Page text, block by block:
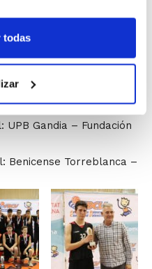
todas
Logos Basket Sedaví –
UPB Gandia – Fundación
Benicense Torreblanca –